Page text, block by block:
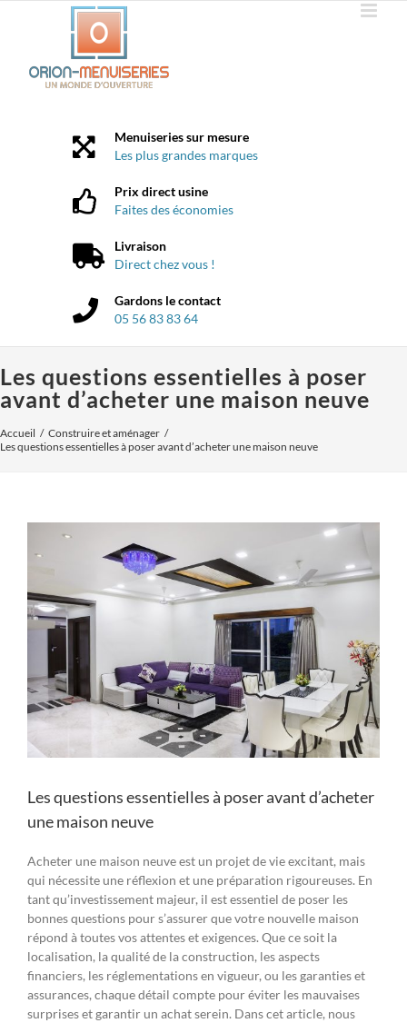
Menuiseries sur mesure
Les plus grandes marques
Prix direct usine
Faites des économies
Livraison
Direct chez vous !
Gardons le contact
05 56 83 83 64
Les questions essentielles à poser
avant d’acheter une maison neuve
Accueil
Construire et aménager
Les questions essentielles à poser avant d’acheter une maison neuve
l'image
Les questions essentielles à poser avant d’acheter
une maison neuve
Acheter une maison neuve est un projet de vie excitant, mais
qui nécessite une réflexion et une préparation rigoureuses. En
tant qu’investissement majeur, il est essentiel de poser les
bonnes questions pour s’assurer que votre nouvelle maison
répond à toutes vos attentes et exigences. Que ce soit la
localisation, la qualité de la construction, les aspects
financiers, les réglementations en vigueur, ou les garanties et
assurances, chaque détail compte pour éviter les mauvaises
surprises et garantir un achat serein. Dans cet article, nous